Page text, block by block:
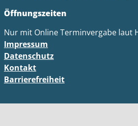
Öffnungszeiten
Nur mit Online Terminvergabe laut
Impressum
Datenschutz
Kontakt
Barrierefreiheit